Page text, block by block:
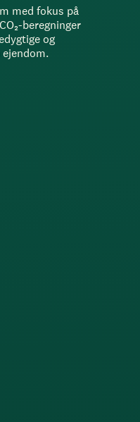
med fokus på
beregninger
og